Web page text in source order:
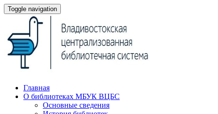
Toggle navigation
Главная
О библиотеках МБУК ВЦБС
Основные сведения